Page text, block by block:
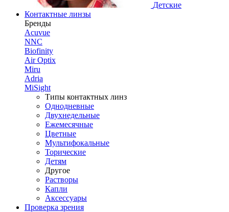
Детские
Контактные линзы
Бренды
Acuvue
NNC
Biofinity
Air Optix
Miru
Adria
MiSight
Типы контактных линз
Однодневные
Двухнедельные
Ежемесячные
Цветные
Мультифокальные
Торические
Детям
Другое
Растворы
Капли
Аксессуары
Проверка зрения